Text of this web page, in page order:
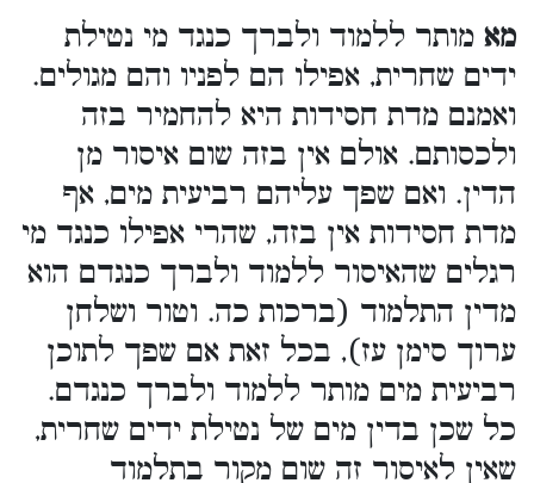
מא מותר ללמוד ולברך כנגד מי נטילת
ידים שחרית, אפילו הם לפניו והם מגולים.
ואמנם מדת חסידות היא להחמיר בזה
ולכסותם. אולם אין בזה שום איסור מן
הדין. ואם שפך עליהם רביעית מים, אף
מדת חסידות אין בזה, שהרי אפילו כנגד מי
רגלים שהאיסור ללמוד ולברך כנגדם הוא
מדין התלמוד (ברכות כה. וטור ושלחן
ערוך סימן עז), בכל זאת אם שפך לתוכן
רביעית מים מותר ללמוד ולברך כנגדם.
כל שכן בדין מים של נטילת ידים שחרית,
שאין לאיסור זה שום מקור בתלמוד